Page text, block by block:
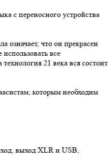
с переносного устройства
означает, что он прекрасен
все
21 века вся состоит
которым необходим
выход XLR и USB,